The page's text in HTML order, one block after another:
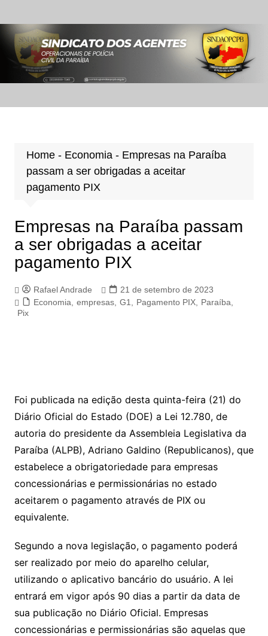
para
conteúdo
Home- Economia- Empresas na Paraíba
passam a ser obrigadas a aceitar
pagamento PIX
Empresas na Paraíba passam
a ser obrigadas a aceitar
pagamento PIX
Rafael Andrade
21 de setembro de 2023
Economia
empresas, G1 Pagamento PIX, Paraíba
Pix
Foi publicada na edição desta quinta-feira (21) do
Diário Oficial do Estado (DOE) a Lei 12.780, de
autoria do presidente da Assembleia Legislativa da
Paraíba (ALPB), Adriano Galdino (Republicanos), que
estabelece a obrigatoriedade para empresas
concessionárias e permissionárias no estado
aceitarem o pagamento através de PIX ou
equivalente.
Segundo a nova legislação, o pagamento poderá
ser realizado por meio do aparelho celular,
utilizando o aplicativo bancário do usuário. A lei
entrará em vigor após 90 dias a partir da data de
sua publicação no Diário Oficial. Empresas
concessionárias e permissionárias são aquelas que